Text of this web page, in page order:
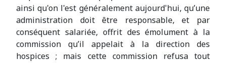
ainsi qu'on l'est généralement aujourd'hui, qu’une
administration doit être responsable, et par
conséquent salariée, offrit des émolument à la
commission qu’il appelait à la direction des
hospices ; mais cette commission refusa tout